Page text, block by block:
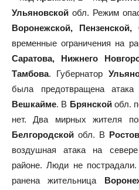
Ульяновской обл. Режим
Воронежской, Пензенской,
временные ограничения на
Саратова, Нижнего
Тамбова. Губернатор
была предотвращена
Вешкайме. В Брянскойобл.
нет. Два мирных жителя
Белгородской обл. В
воздушная атака на
районе. Люди не
ранена жительница